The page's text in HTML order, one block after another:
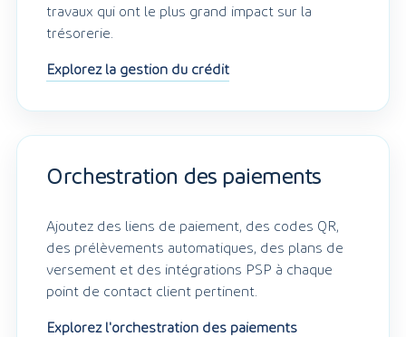
travaux qui ont le plus grand impact sur la
trésorerie.
Explorez la gestion du crédit
Orchestration des paiements
Ajoutez des liens de paiement, des codes QR,
des prélèvements automatiques, des plans de
versement et des intégrations PSP à chaque
point de contact client pertinent.
Explorez l'orchestration des paiements